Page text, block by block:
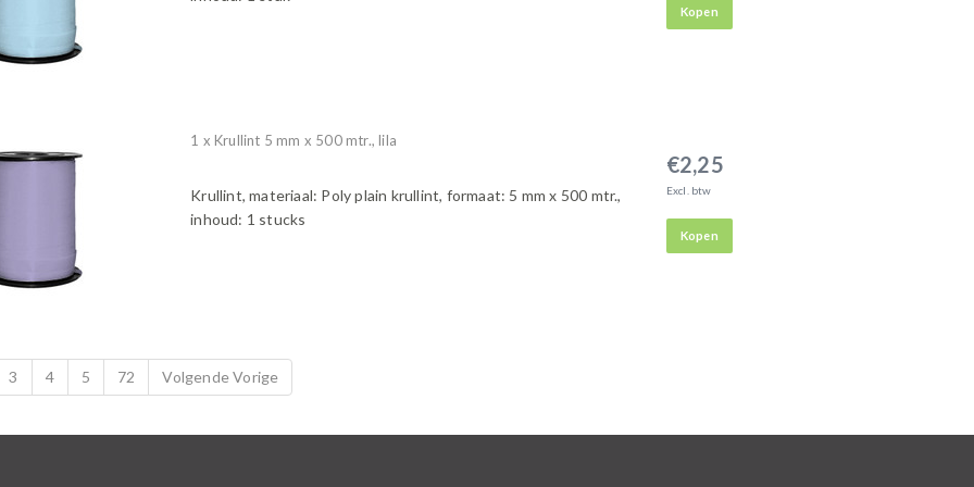
Kopen
1 x Krullint 5 mm x 500 mtr., lila
Krullint, materiaal: Poly plain krullint, formaat: 5 mm x 500 mtr.,
inhoud: 1 stucks
€2,25
Excl. btw
Kopen
3 4 5 72 Volgende Vorige